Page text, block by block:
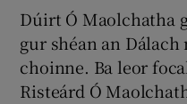
Dúirt Ó Maolchatha
gur shéan an
choinne. Ba leor
Risteárd Ó